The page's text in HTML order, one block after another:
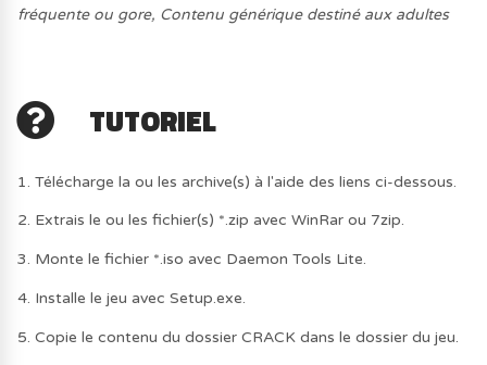
fréquente ou gore, Contenu générique destiné aux adultes
TUTORIEL
1. Télécharge la ou les archive(s) à l'aide des liens ci-dessous.
2. Extrais le ou les fichier(s) *.zip avec WinRar ou 7zip.
3. Monte le fichier *.iso avec Daemon Tools Lite.
4. Installe le jeu avec Setup.exe.
5. Copie le contenu du dossier CRACK dans le dossier du jeu.